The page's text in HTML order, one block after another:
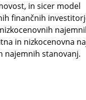
in sicer model
finančnih
in nizkocenovna
najemnih stanovanj.